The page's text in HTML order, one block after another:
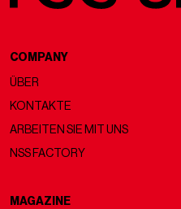
COMPANY
ÜBER
KONTAKTE
ARBEITEN SIE MIT UNS
NSS FACTORY
MAGAZINE